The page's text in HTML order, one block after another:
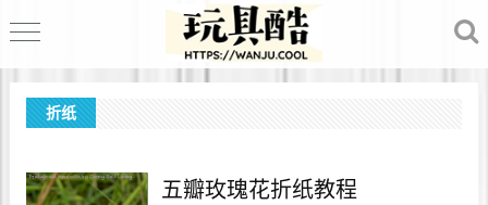
折纸
五瓣玫瑰花折纸教程